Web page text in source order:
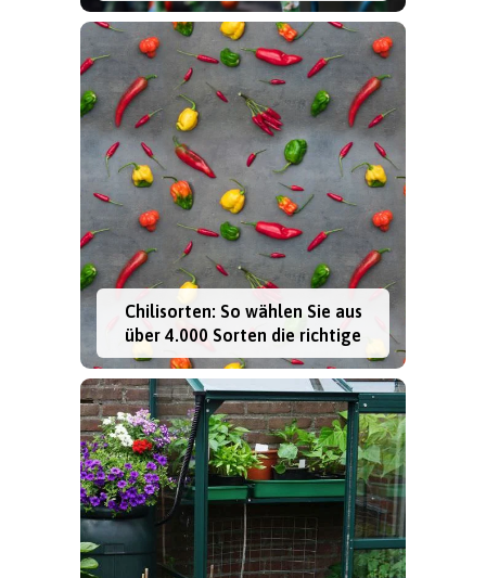
Chilisorten: So wählen Sie aus
über 4.000 Sorten die richtige